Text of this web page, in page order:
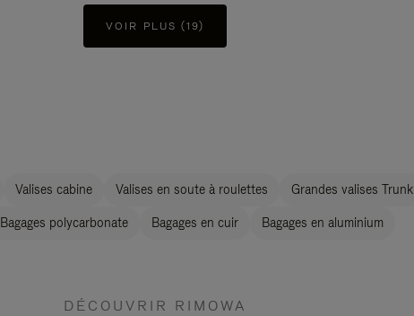
VOIR PLUS (19)
Valises cabine Valises en soute à roulettes Grandes valises Trunk
Bagages polycarbonate Bagages en cuir Bagages en aluminium
DÉCOUVRIR RIMOWA